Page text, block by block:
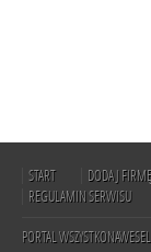
START DODAJ FIRMĘ
REGULAMIN SERWISU
PORTAL